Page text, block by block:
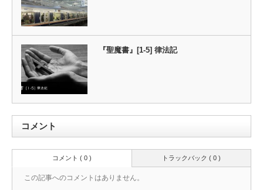
『聖魔書』[1-5] 律法記
コメント
トラックバック ( 0 )
コメント ( 0 )
この記事へのコメントはありません。